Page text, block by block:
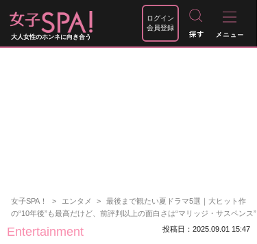
大人女性のホンネに向き合う
ログイン
会員登録
女子SPA！ エンタメ
最後まで観たい夏ドラマ5選｜大ヒット作
の“10年後”も最高だけど、前評判以上の面白さは“マリッジ・サスペンス”
Entertainment 投稿日：2025.09.01 15:47